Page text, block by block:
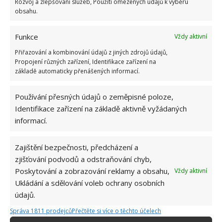
obsahu.
Funkce
Vždy aktivní
Přiřazování a kombinování údajů z jiných zdrojů údajů,
Propojení různých zařízení, Identifikace zařízení na
základě automaticky přenášených informací.
Používání přesných údajů o zeměpisné poloze,
Identifikace zařízení na základě aktivně vyžádaných
informací.
Zajištění bezpečnosti, předcházení a
zjišťování podvodů a odstraňování chyb,
Poskytování a zobrazování reklamy a obsahu,
Ukládání a sdělování voleb ochrany osobních
údajů.
Vždy aktivní
Správa 1811 prodejcůPřečtěte si více o těchto účelech
ČIŠTĚNÍ
VARNÁ KONVICE